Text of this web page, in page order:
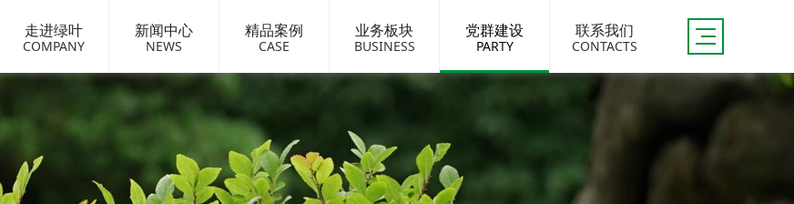
走进绿叶
COMPANY
新闻中心
NEWS
精品案例
CASE
业务板块
BUSINESS
党群建设
PARTY
联系我们
CONTACTS